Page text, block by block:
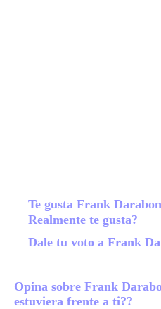
Te gusta Frank
Realmente te gusta?
Dale tu voto a Frank
Opina sobre Frank
estuviera frente a ti??